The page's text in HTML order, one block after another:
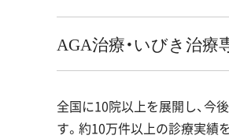
AGA治療・いびき治療
全国に10院以上を展開し、今
す。約10万件以上の診療実績